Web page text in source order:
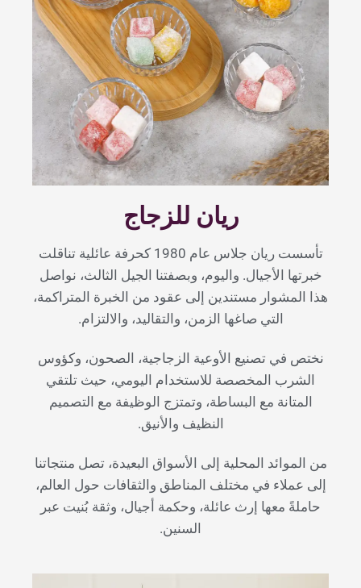
ريان للزجاج
تأسست ريان جلاس عام 1980 كحرفة عائلية تناقلت
خبرتها الأجيال. واليوم، وبصفتنا الجيل الثالث، نواصل
هذا المشوار مستندين إلى عقود من الخبرة المتراكمة،
التي صاغها الزمن، والتقاليد، والالتزام.
نختص في تصنيع الأوعية الزجاجية، الصحون، وكؤوس
الشرب المخصصة للاستخدام اليومي، حيث تلتقي
المتانة مع البساطة، وتمتزج الوظيفة مع التصميم
النظيف والأنيق.
من الموائد المحلية إلى الأسواق البعيدة، تصل منتجاتنا
إلى عملاء في مختلف المناطق والثقافات حول العالم،
حاملةً معها إرث عائلة، وحكمة أجيال، وثقة بُنيت عبر
السنين.